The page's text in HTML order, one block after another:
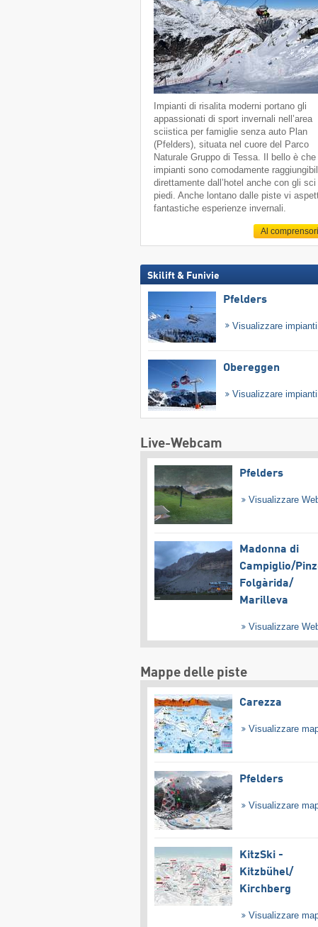
Impianti di risalita moderni portano gli
appassionati di sport invernali nell’area
sciistica per famiglie senza auto Plan
(Pfelders), situata nel cuore del Parco
Naturale Gruppo di Tessa. Il bello è
impianti sono comodamente
direttamente dall’hotel anche con gli sci
piedi. Anche lontano dalle piste vi
fantastiche esperienze invernali.
Al
Skilift & Funivie
Pfelders
Visualizzare
Obereggen
Visualizzare
Live-Webcam
Pfelders
Visualizzare
Madonna di
Campiglio/​
Folgàrida/​
Marilleva
Visualizzare
Mappe delle piste
Carezza
Visualizzare
Pfelders
Visualizzare
KitzSki -
Kitzbühel/​
Kirchberg
Visualizzare